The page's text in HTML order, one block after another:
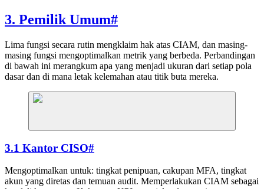
3. Pemilik Umum#
Lima fungsi secara rutin mengklaim hak atas CIAM, dan masing-
masing fungsi mengoptimalkan metrik yang berbeda. Perbandingan
di bawah ini merangkum apa yang menjadi ukuran dari setiap pola
dasar dan di mana letak kelemahan atau titik buta mereka.
3.1 Kantor CISO#
Mengoptimalkan untuk: tingkat penipuan, cakupan MFA, tingkat
akun yang diretas dan temuan audit. Memperlakukan CIAM sebagai